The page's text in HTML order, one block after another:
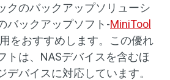
クのバックアップソリューシ
バックアップソフト-MiniTool
をおすすめします。この優れ
トは、NASデバイスを含むほ
デバイスに対応しています。